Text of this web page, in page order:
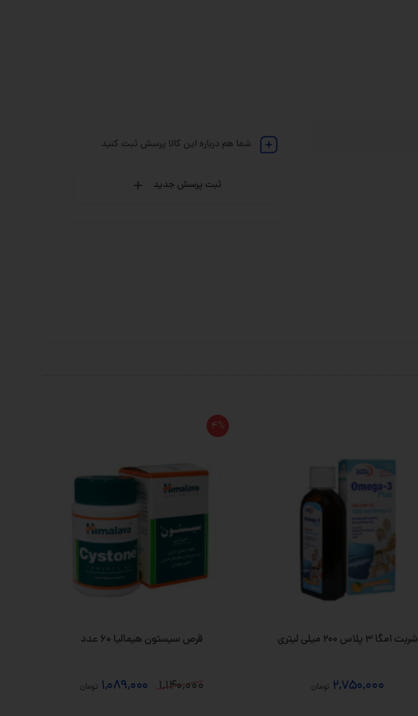
شما هم درباره این کالا پرسش ثبت کنید
ثبت پرسش جدید
شربت امگا 3 پلاس 200 میلی لیتری
2,750,000 تومان
4%
قرص سیستون هیمالیا 60 عدد
1,140,000
1,089,000 تومان